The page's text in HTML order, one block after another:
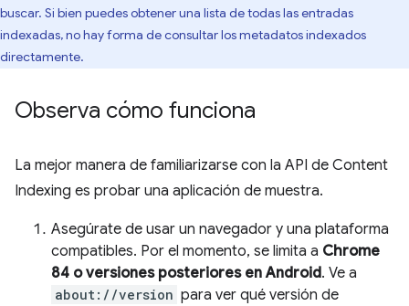
buscar. Si bien puedes obtener una lista de todas las entradas
indexadas, no hay forma de consultar los metadatos indexados
directamente.
Observa cómo funciona
La mejor manera de familiarizarse con la API de Content
Indexing es probar una aplicación de muestra.
Asegúrate de usar un navegador y una plataforma
compatibles. Por el momento, se limita a Chrome
84 o versiones posteriores en Android. Ve a
about://version para ver qué versión de